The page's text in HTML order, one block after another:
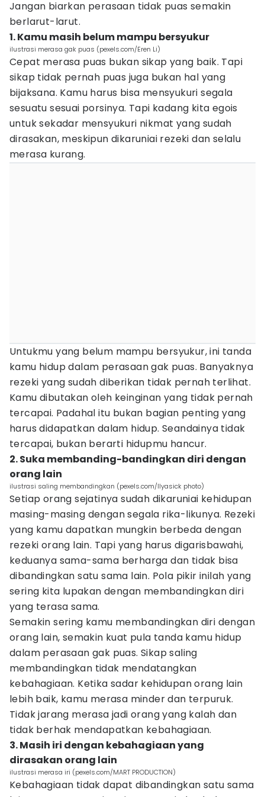
Jangan biarkan perasaan tidak puas semakin
berlarut-larut.
1. Kamu masih belum mampu bersyukur
ilustrasi merasa gak puas (pexels.com/Eren Li)
Cepat merasa puas bukan sikap yang baik. Tapi
sikap tidak pernah puas juga bukan hal yang
bijaksana. Kamu harus bisa mensyukuri segala
sesuatu sesuai porsinya. Tapi kadang kita egois
untuk sekadar mensyukuri nikmat yang sudah
dirasakan, meskipun dikaruniai rezeki dan selalu
merasa kurang.
Untukmu yang belum mampu bersyukur, ini tanda
kamu hidup dalam perasaan gak puas. Banyaknya
rezeki yang sudah diberikan tidak pernah terlihat.
Kamu dibutakan oleh keinginan yang tidak pernah
tercapai. Padahal itu bukan bagian penting yang
harus didapatkan dalam hidup. Seandainya tidak
tercapai, bukan berarti hidupmu hancur.
2. Suka membanding-bandingkan diri dengan
orang lain
ilustrasi saling membandingkan (pexels.com/Ilyasick photo)
Setiap orang sejatinya sudah dikaruniai kehidupan
masing-masing dengan segala rika-likunya. Rezeki
yang kamu dapatkan mungkin berbeda dengan
rezeki orang lain. Tapi yang harus digarisbawahi,
keduanya sama-sama berharga dan tidak bisa
dibandingkan satu sama lain. Pola pikir inilah yang
sering kita lupakan dengan membandingkan diri
yang terasa sama.
Semakin sering kamu membandingkan diri dengan
orang lain, semakin kuat pula tanda kamu hidup
dalam perasaan gak puas. Sikap saling
membandingkan tidak mendatangkan
kebahagiaan. Ketika sadar kehidupan orang lain
lebih baik, kamu merasa minder dan terpuruk.
Tidak jarang merasa jadi orang yang kalah dan
tidak berhak mendapatkan kebahagiaan.
3. Masih iri dengan kebahagiaan yang
dirasakan orang lain
ilustrasi merasa iri (pexels.com/MART PRODUCTION)
Kebahagiaan tidak dapat dibandingkan satu sama